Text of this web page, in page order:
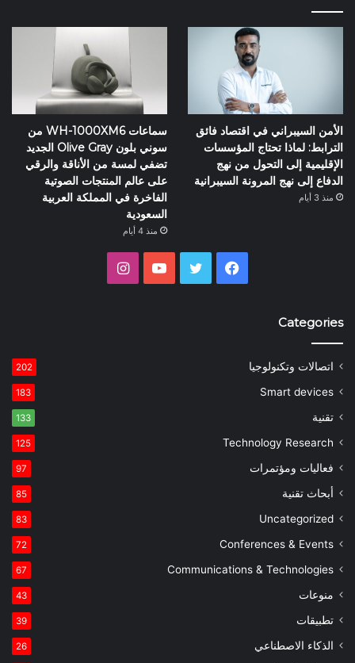
الأمن السيبراني في اقتصاد فائق
الترابط: لماذا تحتاج المؤسسات
الإقليمية إلى التحول من نهج
الدفاع إلى نهج المرونة السيبرانية
منذ 3 أيام
سماعات WH-1000XM6 من
سوني بلون Olive Gray الجديد
تضفي لمسة من الأناقة والرقي
على عالم المنتجات الصوتية
الفاخرة في المملكة العربية
السعودية
منذ 4 أيام
فيسبوك تويتر يوتيوبانستقرام
Categories
اتصالات وتكنولوجيا 202
Smart devices
183
تقنية 133
Technology Research
125
فعاليات ومؤتمرات 97
أبحاث تقنية 85
Uncategorized
83
Conferences & Events
72
Communications & Technologies
67
منوعات 43
تطبيقات 39
الذكاء الاصطناعي 26